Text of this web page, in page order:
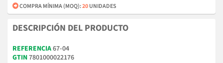
COMPRA MÍNIMA (MOQ):20UNIDADES
DESCRIPCIÓN DEL PRODUCTO
REFERENCIA67-04
GTIN7801000022176